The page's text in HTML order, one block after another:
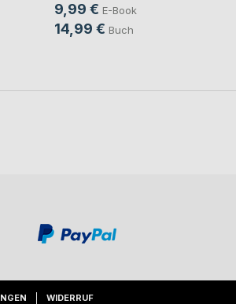
9,99 € E-Book
14,99 € Buch
WIDERRUF